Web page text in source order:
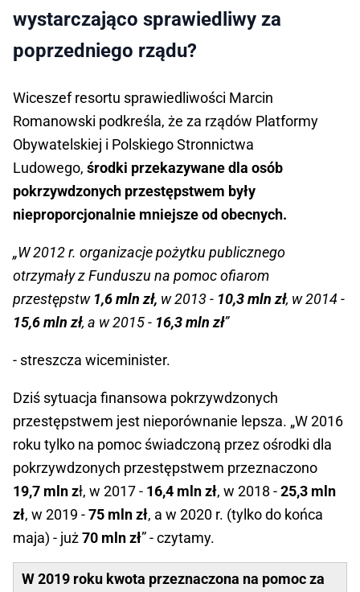
wystarczająco sprawiedliwy za
poprzedniego rządu?
Wiceszef resortu sprawiedliwości Marcin
Romanowski podkreśla, że za rządów Platformy
Obywatelskiej i Polskiego Stronnictwa
Ludowego, środki przekazywane dla osób
pokrzywdzonych przestępstwem były
nieproporcjonalnie mniejsze od obecnych.
„W 2012 r. organizacje pożytku publicznego
otrzymały z Funduszu na pomoc ofiarom
przestępstw 1,6 mln zł, w 2013 - 10,3 mln zł, w 2014 -
15,6 mln zł, a w 2015 - 16,3 mln zł”
- streszcza wiceminister.
Dziś sytuacja finansowa pokrzywdzonych
przestępstwem jest nieporównanie lepsza. „W 2016
roku tylko na pomoc świadczoną przez ośrodki dla
pokrzywdzonych przestępstwem przeznaczono
19,7 mln zł, w 2017 - 16,4 mln zł, w 2018 -25,3 mln
zł, w 2019 -75 mln zł, a w 2020 r. (tylko do końca
maja) - już70 mln zł” - czytamy.
W 2019 roku kwota przeznaczona na pomoc za